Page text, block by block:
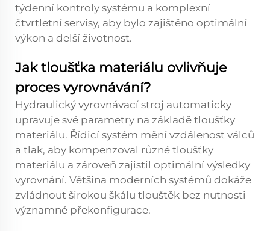
týdenní kontroly systému a komplexní
čtvrtletní servisy, aby bylo zajištěno optimální
výkon a delší životnost.
Jak tloušťka materiálu ovlivňuje
proces vyrovnávání?
Hydraulický vyrovnávací stroj automaticky
upravuje své parametry na základě tloušťky
materiálu. Řídicí systém mění vzdálenost válců
a tlak, aby kompenzoval různé tloušťky
materiálu a zároveň zajistil optimální výsledky
vyrovnání. Většina moderních systémů dokáže
zvládnout širokou škálu tlouštěk bez nutnosti
významné překonfigurace.